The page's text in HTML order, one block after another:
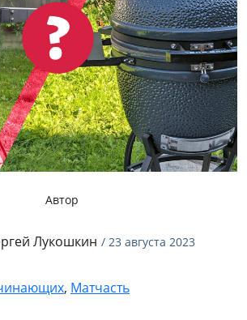
Автор
Лукошкин / 23 августа 2023
, Матчасть